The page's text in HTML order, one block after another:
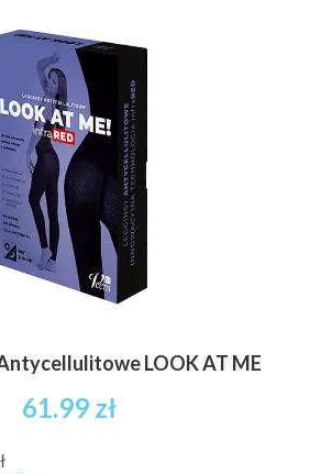
wariantów.
Opcje
można
wybrać
na
stronie
produktu
LOOK AT ME
61.99 zł